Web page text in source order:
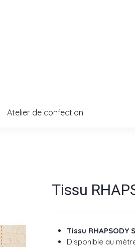
Atelier de confection
Tissu
Tissu RHAPSODY
Disponible au